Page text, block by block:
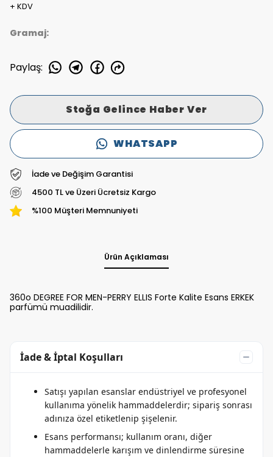
+ KDV
Gramaj:
Paylaş:
Stoğa Gelince Haber Ver
WHATSAPP
İade ve Değişim Garantisi
4500 TL ve Üzeri Ücretsiz Kargo
%100 Müşteri Memnuniyeti
Ürün Açıklaması
360o DEGREE FOR MEN-PERRY ELLIS Forte Kalite Esans ERKEK
parfümü muadilidir.
İade & İptal Koşulları
Satışı yapılan esanslar endüstriyel ve profesyonel
kullanıma yönelik hammaddelerdir; sipariş sonrası
adınıza özel etiketlenip şişelenir.
Esans performansı; kullanım oranı, diğer
hammaddelerle karışım ve dinlendirme süresine